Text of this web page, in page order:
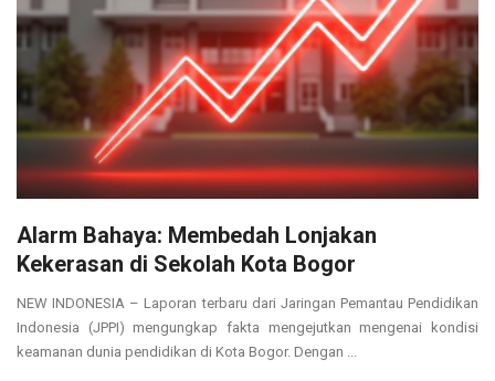
Alarm Bahaya: Membedah Lonjakan
Kekerasan di Sekolah Kota Bogor
NEW INDONESIA – Laporan terbaru dari Jaringan Pemantau Pendidikan
Indonesia (JPPI) mengungkap fakta mengejutkan mengenai kondisi
keamanan dunia pendidikan di Kota Bogor. Dengan ...